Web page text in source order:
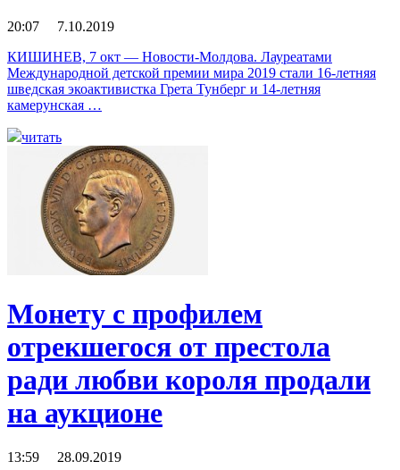
20:07 7.10.2019
КИШИНЕВ, 7 окт — Новости-Молдова. Лауреатами
Международной детской премии мира 2019 стали 16-летняя
шведская экоактивистка Грета Тунберг и 14-летняя
камерунская …
читать
Монету с профилем
отрекшегося от престола
ради любви короля продали
на аукционе
13:59 28.09.2019